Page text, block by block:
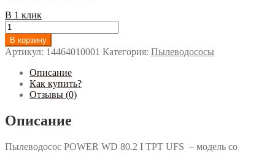
В 1 клик
Количество
Пылеводосос
(две
турбины)
Ghibli
Power
WD
TPT
В корзину
Артикул: 14464010001 Категория: Пылеводососы
Описание
Как купить?
Отзывы (0)
Описание
Пылеводосос POWER WD 80.2 I TPT UFS – модель со